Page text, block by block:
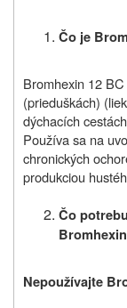
Čo je
Bromhexin 12
(prieduškách)
dýchacích
Používa sa na
chronických
produkciou
Čo
Nepoužívajte